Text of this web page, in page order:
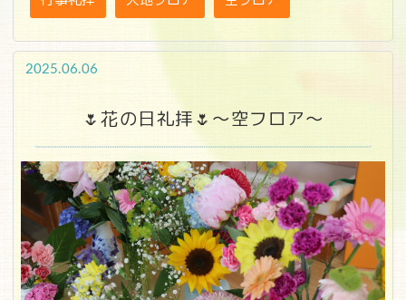
2025.06.06
🌷花の日礼拝🌷～空フロア～